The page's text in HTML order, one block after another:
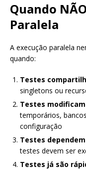
Quando
Paralela
A execução paralela
quando:
Testes
singletons ou
Testes
temporários,
configuração
Testes
testes devem ser
Testes já são